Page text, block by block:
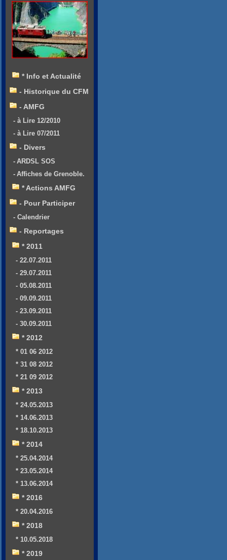
* Info et Actualité
- Historique du CFM
- AMFG
- à Lire 12/2010
- à Lire 07/2011
- Divers
- ARDSL SOS
- Affiches de Grenoble.
* Actions AMFG
- Pour Participer
- Calendrier
- Reportages
* 2011
- 22.07.2011
- 29.07.2011
- 05.08.2011
- 09.09.2011
- 23.09.2011
- 30.09.2011
* 2012
* 01 06 2012
* 31 08 2012
* 21 09 2012
* 2013
* 24.05.2013
* 14.06.2013
* 18.10.2013
* 2014
* 25.04.2014
* 23.05.2014
* 13.06.2014
* 2016
* 20.04.2016
* 2018
* 10.05.2018
* 2019